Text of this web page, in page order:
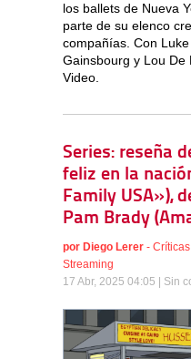
los ballets de Nueva
parte de su elenco
compañías. Con
Gainsbourg y Lou De
Video.
Series: reseña
feliz en la
Family USA»),
Pam Brady
por Diego Lerer - Críticas
Streaming
17 Abr, 2025 04:05 | Sin